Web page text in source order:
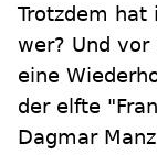
Trotzdem hat
wer? Und
eine
der elfte
Dagmar